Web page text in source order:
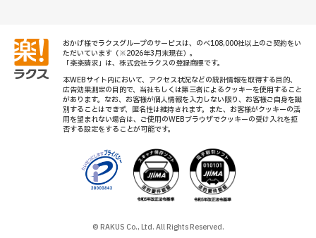
おかげ様でラクスグループのサービスは、のべ108,000社以上のご契約をい
ただいています（※2026年3月末現在）。
「楽楽請求」は、株式会社ラクスの登録商標です。
本WEBサイト内において、アクセス状況などの統計情報を取得する目的、
広告効果測定の目的で、当社もしくは第三者によるクッキーを使用すること
があります。なお、お客様が個人情報を入力しない限り、お客様ご自身を識
別することはできず、匿名性は維持されます。また、お客様がクッキーの活
用を望まれない場合は、ご使用のWEBブラウザでクッキーの受け入れを拒
否する設定をすることが可能です。
© RAKUS Co., Ltd. All Rights Reserved.